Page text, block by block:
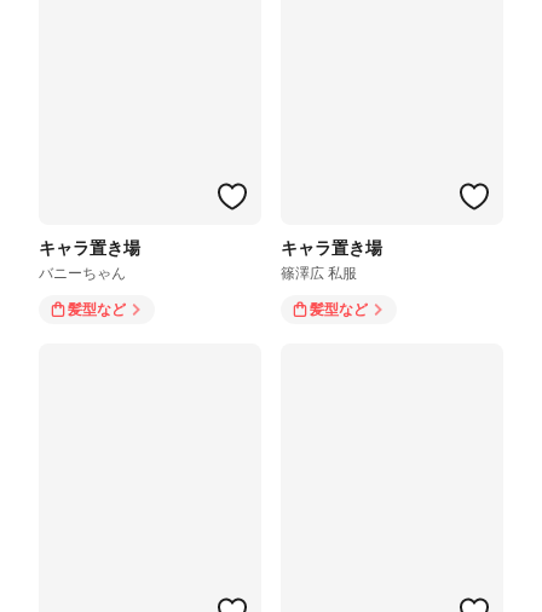
キャラ置き場
バニーちゃん
髪型など
キャラ置き場
篠澤広 私服
髪型など